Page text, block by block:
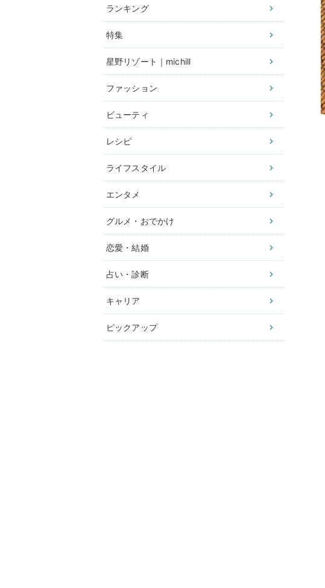
ランキング
特集
星野リゾート｜michill
ファッション
ビューティ
レシピ
ライフスタイル
エンタメ
グルメ・おでかけ
恋愛・結婚
占い・診断
キャリア
ピックアップ